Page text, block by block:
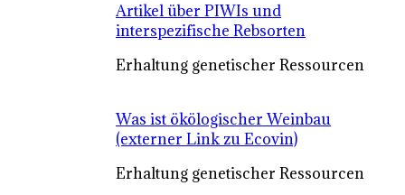
Artikel über PIWIs und
interspezifische Rebsorten
Erhaltung genetischer Ressourcen
Was ist ökölogischer Weinbau
(externer Link zu Ecovin)
Erhaltung genetischer Ressourcen